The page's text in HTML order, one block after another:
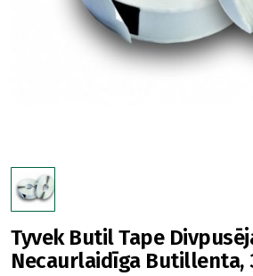
Tyvek Butil Tape
Necaurlaidīga Butillenta,